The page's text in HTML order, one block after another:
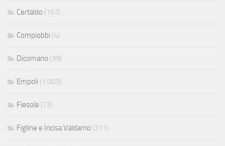
Certaldo (157)
Compiobbi (4)
Dicomano (39)
Empoli (1.003)
Fiesole (73)
Figline e Incisa Valdarno (311)